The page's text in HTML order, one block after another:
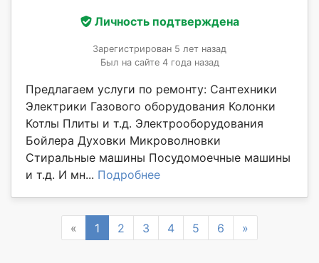
Личность подтверждена
Зарегистрирован 5 лет назад
Был на сайте 4 года назад
Предлагаем услуги по ремонту: Сантехники
Электрики Газового оборудования Колонки
Котлы Плиты и т.д. Электрооборудования
Бойлера Духовки Микроволновки
Стиральные машины Посудомоечные машины
и т.д. И мн... Подробнее
« Previous
1 2 3 4 5 6 »